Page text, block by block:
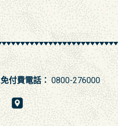
免付費電話：0800-276000